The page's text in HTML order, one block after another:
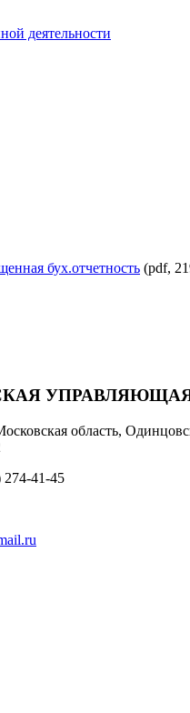
деятельности
бух.отчетность (pdf,
область,
274-41-45